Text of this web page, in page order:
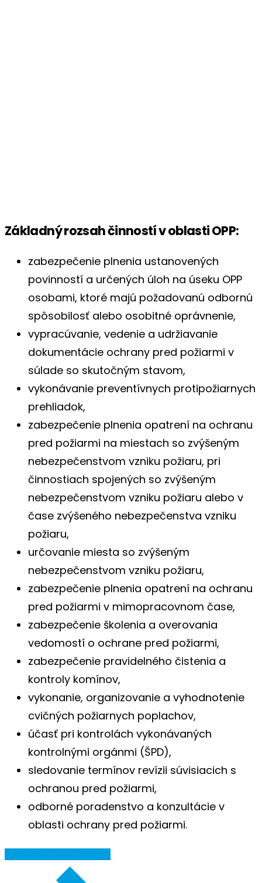
Základný rozsah činností v oblasti OPP:
zabezpečenie plnenia ustanovených
povinností a určených úloh na úseku OPP
osobami, ktoré majú požadovanú odbornú
spôsobilosť alebo osobitné oprávnenie,
vypracúvanie, vedenie a udržiavanie
dokumentácie ochrany pred požiarmi v
súlade so skutočným stavom,
vykonávanie preventívnych protipožiarnych
prehliadok,
zabezpečenie plnenia opatrení na ochranu
pred požiarmi na miestach so zvýšeným
nebezpečenstvom vzniku požiaru, pri
činnostiach spojených so zvýšeným
nebezpečenstvom vzniku požiaru alebo v
čase zvýšeného nebezpečenstva vzniku
požiaru,
určovanie miesta so zvýšeným
nebezpečenstvom vzniku požiaru,
zabezpečenie plnenia opatrení na ochranu
pred požiarmi v mimopracovnom čase,
zabezpečenie školenia a overovania
vedomostí o ochrane pred požiarmi,
zabezpečenie pravidelného čistenia a
kontroly komínov,
vykonanie, organizovanie a vyhodnotenie
cvičných požiarnych poplachov,
účasť pri kontrolách vykonávaných
kontrolnými orgánmi (ŠPD),
sledovanie termínov revízii súvisiacich s
ochranou pred požiarmi,
odborné poradenstvo a konzultácie v
oblasti ochrany pred požiarmi.